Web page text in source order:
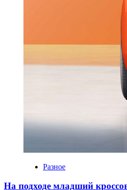
Разное
На подходе младший